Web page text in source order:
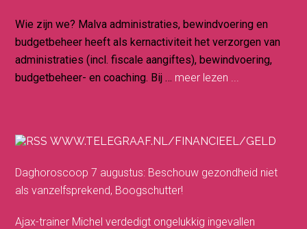
Wie zijn we? Malva administraties, bewindvoering en
budgetbeheer heeft als kernactiviteit het verzorgen van
administraties (incl. fiscale aangiftes), bewindvoering,
budgetbeheer- en coaching. Bij … meer lezen ...
WWW.TELEGRAAF.NL/FINANCIEEL/GELD
Daghoroscoop 7 augustus: Beschouw gezondheid niet
als vanzelfsprekend, Boogschutter!
Ajax-trainer Michel verdedigt ongelukkig ingevallen